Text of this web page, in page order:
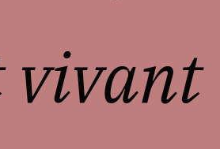
vivant